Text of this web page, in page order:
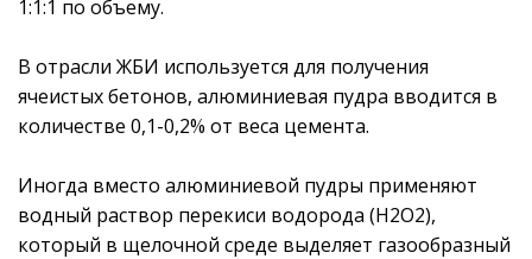
1:1:1 по объему.
В отрасли ЖБИ используется для получения
ячеистых бетонов, алюминиевая пудра вводится в
количестве 0,1-0,2% от веса цемента.
Иногда вместо алюминиевой пудры применяют
водный раствор перекиси водорода (Н2О2),
который в щелочной среде выделяет газообразный